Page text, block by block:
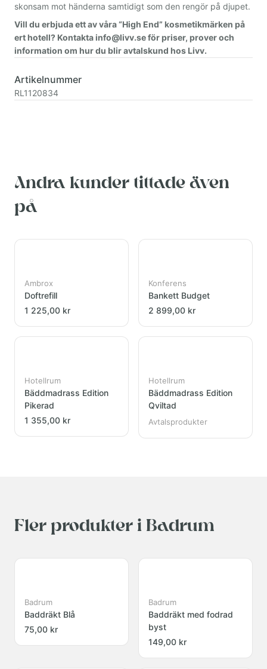
skonsam mot händerna samtidigt som den rengör på djupet.
Vill du erbjuda ett av våra “High End” kosmetikmärken på
ert hotell? Kontakta info@livv.se för priser, prover och
information om hur du blir avtalskund hos Livv.
Artikelnummer
RL1120834
Andra kunder tittade även
på
Ambrox
Doftrefill
1 225,00 kr
Konferens
Bankett Budget
2 899,00 kr
Hotellrum
Bäddmadrass Edition
Pikerad
1 355,00 kr
Hotellrum
Bäddmadrass Edition
Qviltad
Avtalsprodukter
Fler produkter i Badrum
Badrum
Baddräkt Blå
75,00 kr
Badrum
Baddräkt med fodrad
byst
149,00 kr